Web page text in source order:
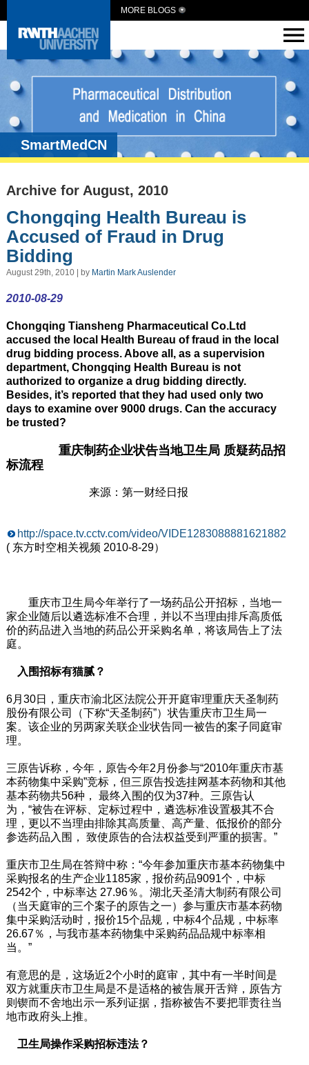
MORE BLOGS
SmartMedCN
Archive for August, 2010
Chongqing Health Bureau is
Accused of Fraud in Drug
Bidding
August 29th, 2010 | by Martin Mark Auslender
2010-08-29
Chongqing Tiansheng Pharmaceutical Co.Ltd
accused the local Health Bureau of fraud in the local
drug bidding process. Above all, as a supervision
department, Chongqing Health Bureau is not
authorized to organize a drug bidding directly.
Besides, it’s reported that they had used only two
days to examine over 9000 drugs. Can the accuracy
be trusted?
重庆制药企业状告当地卫生局 质疑药品招
标流程
来源：第一财经日报
http://space.tv.cctv.com/video/VIDE1283088881621882
( 东方时空相关视频 2010-8-29）
重庆市卫生局今年举行了一场药品公开招标，当地一
家企业随后以遴选标准不合理，并以不当理由排斥高质低
价的药品进入当地的药品公开采购名单，将该局告上了法
庭。
入围招标有猫腻？
6月30日，重庆市渝北区法院公开开庭审理重庆天圣制药
股份有限公司（下称“天圣制药”）状告重庆市卫生局一
案。该企业的另两家关联企业状告同一被告的案子同庭审
理。
三原告诉称，今年，原告今年2月份参与“2010年重庆市基
本药物集中采购”竞标，但三原告投选挂网基本药物和其他
基本药物共56种， 最终入围的仅为37种。三原告认
为，“被告在评标、定标过程中，遴选标准设置极其不合
理，更以不当理由排除其高质量、高产量、低报价的部分
参选药品入围， 致使原告的合法权益受到严重的损害。”
重庆市卫生局在答辩中称：“今年参加重庆市基本药物集中
采购报名的生产企业1185家，报价药品9091个，中标
2542个，中标率达 27.96％。湖北天圣清大制药有限公司
（当天庭审的三个案子的原告之一）参与重庆市基本药物
集中采购活动时，报价15个品规，中标4个品规，中标率
26.67％，与我市基本药物集中采购药品品规中标率相
当。”
有意思的是，这场近2个小时的庭审，其中有一半时间是
双方就重庆市卫生局是不是适格的被告展开舌辩，原告方
则锲而不舍地出示一系列证据，指称被告不要把罪责往当
地市政府头上推。
卫生局操作采购招标违法？